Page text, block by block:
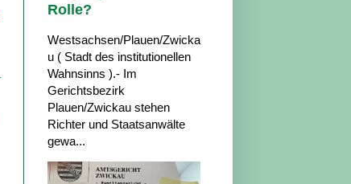
Rolle?
Westsachsen/Plauen/Zwicka
u ( Stadt des institutionellen
Wahnsinns ).- Im
Gerichtsbezirk
Plauen/Zwickau stehen
Richter und Staatsanwälte
gewa...